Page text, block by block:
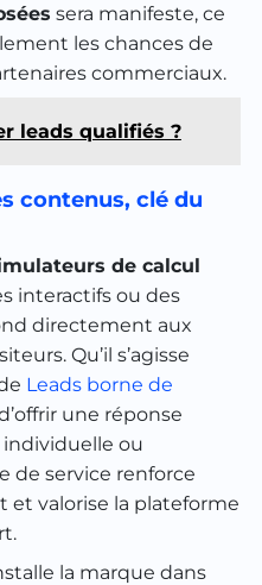
sera manifeste, ce
les chances de
commerciaux.
leads qualifiés ?
contenus, clé du
de calcul
interactifs ou des
directement aux
Qu’il s’agisse
Leads borne de
une réponse
individuelle ou
de service renforce
et valorise la plateforme
la marque dans